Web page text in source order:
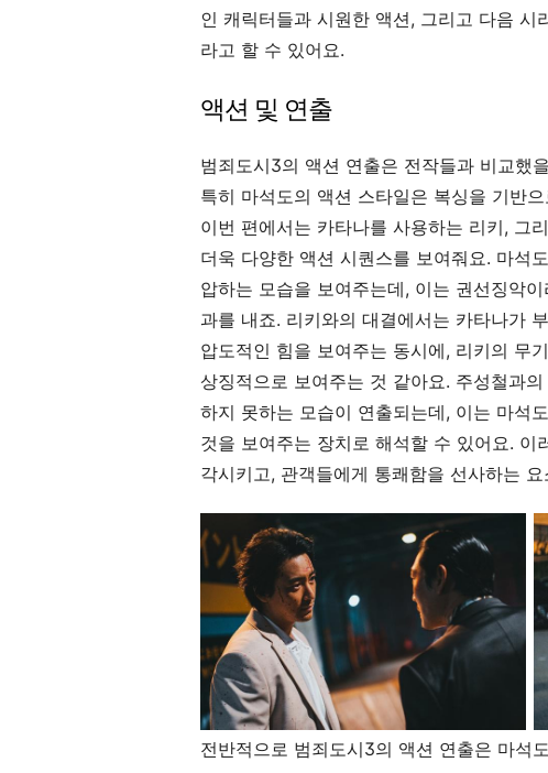
인 캐릭터들과 시원한 액션, 그리고 다음
라고 할 수 있어요.
액션 및 연출
범죄도시3의 액션 연출은 전작들과 비교했
특히 마석도의 액션 스타일은 복싱을 기반
이번 편에서는 카타나를 사용하는 리키, 그
더욱 다양한 액션 시퀀스를 보여줘요. 마석
압하는 모습을 보여주는데, 이는 권선징악
과를 내죠. 리키와의 대결에서는 카타나가
압도적인 힘을 보여주는 동시에, 리키의 무
상징적으로 보여주는 것 같아요. 주성철과
하지 못하는 모습이 연출되는데, 이는 마석
것을 보여주는 장치로 해석할 수 있어요.
각시키고, 관객들에게 통쾌함을 선사하는
전반적으로 범죄도시3의 액션 연출은 마석